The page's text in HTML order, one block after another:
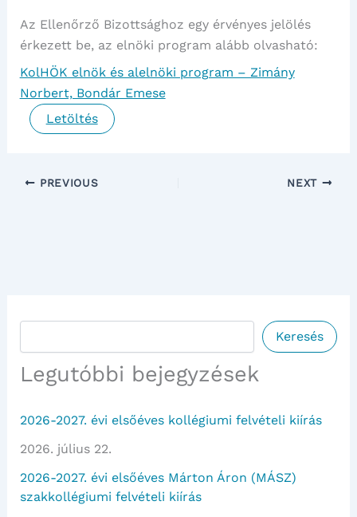
Az Ellenőrző Bizottsághoz egy érvényes jelölés
érkezett be, az elnöki program alább olvasható:
KolHÖK elnök és alelnöki program – Zimány
Norbert, Bondár Emese
Letöltés
PREVIOUS NEXT
Keresés
Legutóbbi bejegyzések
2026-2027. évi elsőéves kollégiumi felvételi kiírás
2026. július 22.
2026-2027. évi elsőéves Márton Áron (MÁSZ)
szakkollégiumi felvételi kiírás